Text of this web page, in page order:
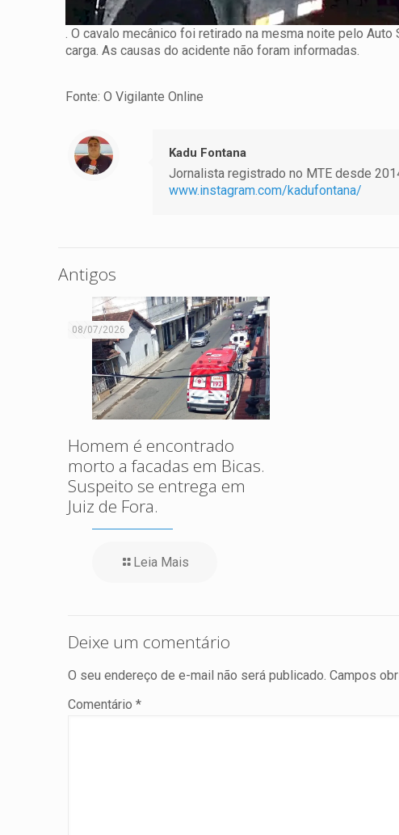
. O cavalo mecânico foi retirado na mesma noite pelo
carga. As causas do acidente não foram informadas.
Fonte: O Vigilante Online
Kadu Fontana
Jornalista registrado no MTE desde
www.instagram.com/kadufontana/
Antigos
08/07/2026
Homem é encontrado
morto a facadas em Bicas.
Suspeito se entrega em
Juiz de Fora.
Leia Mais
Deixe um comentário
O seu endereço de e-mail não será publicado. Campos
Comentário *